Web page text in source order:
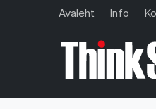
Avaleht Info